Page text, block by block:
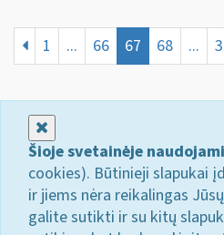
1 ... 66 67 68 ...
Šioje svetainėje
cookies). Būtinieji slapukai
ir jiems nėra reikalingas
galite sutikti ir su kitų